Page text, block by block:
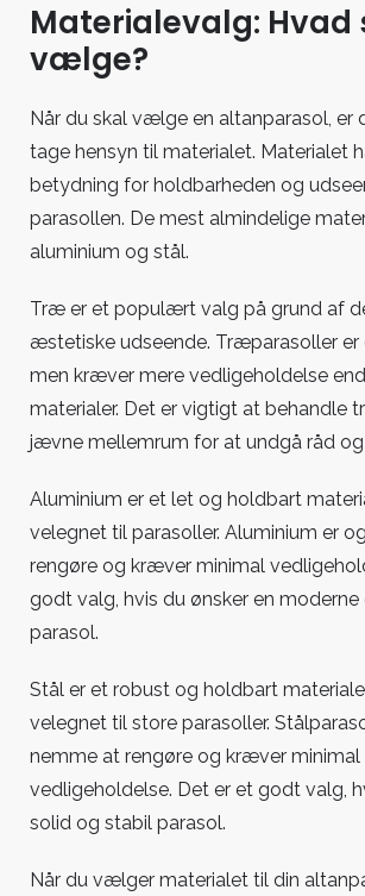
Materialevalg: Hvad
vælge?
Når du skal vælge en altanparasol, er
tage hensyn til materialet. Materialet
betydning for holdbarheden og
parasollen. De mest almindelige
aluminium og stål.
Træ er et populært valg på grund af
æstetiske udseende. Træparasoller er
men kræver mere vedligeholdelse
materialer. Det er vigtigt at behandle
jævne mellemrum for at undgå råd og
Aluminium er et let og holdbart
velegnet til parasoller. Aluminium er
rengøre og kræver minimal
godt valg, hvis du ønsker en moderne
parasol.
Stål er et robust og holdbart
velegnet til store parasoller.
nemme at rengøre og kræver minimal
vedligeholdelse. Det er et godt valg,
solid og stabil parasol.
Når du vælger materialet til din